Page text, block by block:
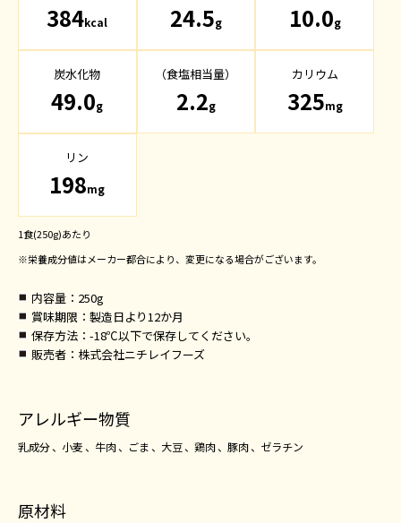
384kcal 24.5g 10.0g
炭水化物
49.0g
（食塩相当量）
2.2g
カリウム
325mg
リン
198mg
1食(250g)あたり
※栄養成分値はメーカー都合により、変更になる場合がございます。
内容量 ：250g
賞味期限 ：製造日より12か月
保存方法 ：-18℃以下で保存してください。
販売者 ：株式会社ニチレイフーズ
アレルギー物質
乳成分 小麦 牛肉 ごま 大豆 鶏肉 豚肉 ゼラチン
原材料